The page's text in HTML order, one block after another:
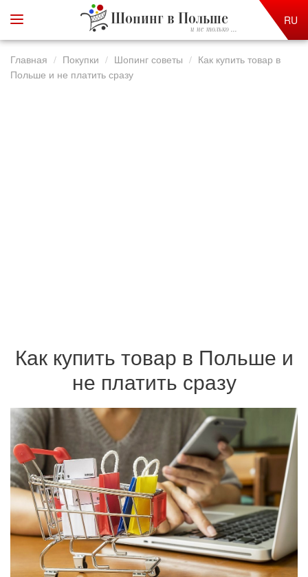
Шопинг в Польше
и не только ...
RU
Главная Покупки Шопинг советы
Как купить товар в
Польше и не платить сразу
Как купить товар в Польше и
не платить сразу